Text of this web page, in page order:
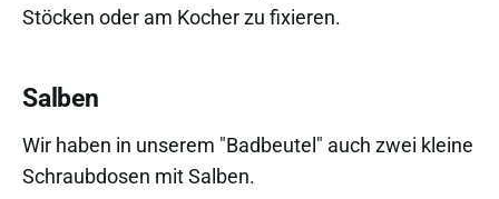
Stöcken oder am Kocher zu fixieren.
Salben
Wir haben in unserem "Badbeutel" auch zwei kleine
Schraubdosen mit Salben.